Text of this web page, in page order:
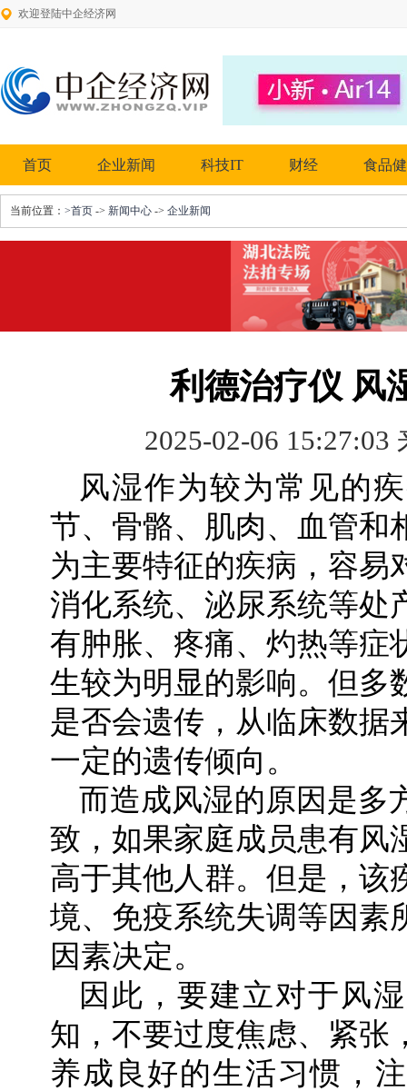
欢迎登陆中企经济网
首页 企业新闻 科技IT 财经 食品
当前位置： >首页 -> 新闻中心 -> 企业新闻
利德治疗仪 风
2025-02-06 15:27:03
风湿作为较为常见的
节、骨骼、肌肉、血管和
为主要特征的疾病，容易
消化系统、泌尿系统等处
有肿胀、疼痛、灼热等症
生较为明显的影响。但多
是否会遗传，从临床数据
一定的遗传倾向。
而造成风湿的原因是多
致，如果家庭成员患有风
高于其他人群。但是，该
境、免疫系统失调等因素
因素决定。
因此，要建立对于风
知，不要过度焦虑、紧张
养成良好的生活习惯，